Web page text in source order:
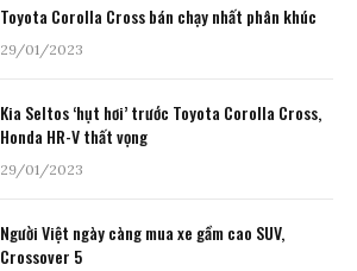
Toyota Corolla Cross bán chạy nhất phân khúc
29/01/2023
Kia Seltos ‘hụt hơi’ trước Toyota Corolla Cross,
Honda HR-V thất vọng
29/01/2023
Người Việt ngày càng mua xe gầm cao SUV,
Crossover 5